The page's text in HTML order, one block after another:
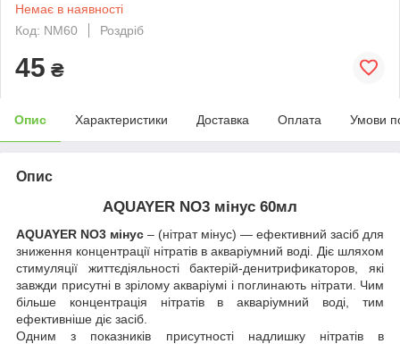
Немає в наявності
Код: NM60
Роздріб
45 ₴
Опис Характеристики Доставка Оплата Умови
Опис
AQUAYER NO3 мінус 60мл
AQUAYER NO3 мінус – (нітрат мінус) — ефективний засіб для
зниження концентрації нітратів в акваріумний воді. Діє шляхом
стимуляції життєдіяльності бактерій-денитрификаторов, які
завжди присутні в зрілому акваріумі і поглинають нітрати. Чим
більше концентрація нітратів в акваріумний воді, тим
ефективніше діє засіб.
Одним з показників присутності надлишку нітратів в